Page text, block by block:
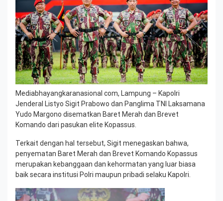
Mediabhayangkaranasional com, Lampung – Kapolri
Jenderal Listyo Sigit Prabowo dan Panglima TNI Laksamana
Yudo Margono disematkan Baret Merah dan Brevet
Komando dari pasukan elite Kopassus.
Terkait dengan hal tersebut, Sigit menegaskan bahwa,
penyematan Baret Merah dan Brevet Komando Kopassus
merupakan kebanggaan dan kehormatan yang luar biasa
baik secara institusi Polri maupun pribadi selaku Kapolri.